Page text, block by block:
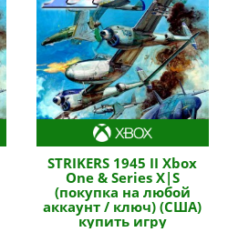
STRIKERS 1945 II Xbox
One & Series X|S
(покупка на любой
аккаунт / ключ) (США)
купить игру